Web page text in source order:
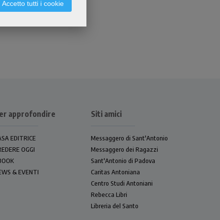
Accetto tutti i cookie
approfondire
EDITRICE
OGGI
& EVENTI
Siti amici
Messaggero di Sant'Antonio
Messaggero dei Ragazzi
Sant'Antonio di Padova
Caritas Antoniana
Centro Studi Antoniani
Rebecca Libri
Libreria del Santo